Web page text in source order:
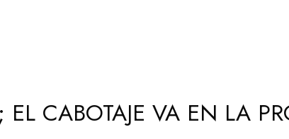
CABOTAJE VA EN LA